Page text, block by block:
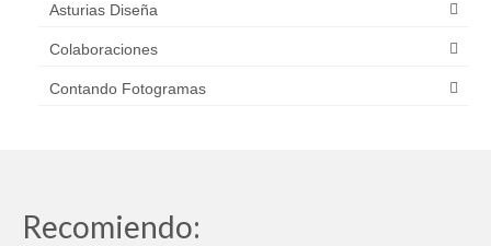
Asturias Diseña
Colaboraciones
Contando Fotogramas
Recomiendo: